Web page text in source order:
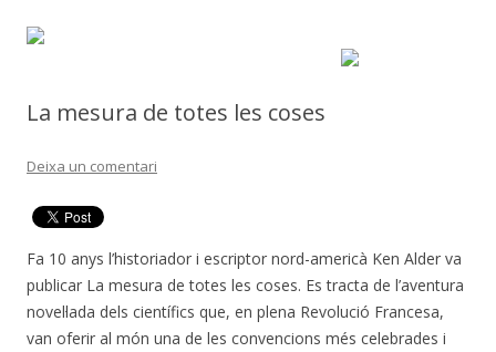
La mesura de totes les coses
Deixa un comentari
Fa 10 anys l’historiador i escriptor nord-americà Ken Alder va
publicar La mesura de totes les coses. Es tracta de l’aventura
novel·lada dels científics que, en plena Revolució Francesa,
van oferir al món una de les convencions més celebrades i